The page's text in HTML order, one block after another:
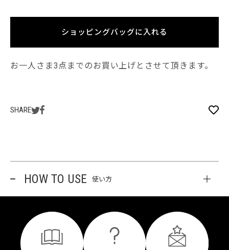
ショッピングバッグに入れる
お一人さま3点までのお買い上げとさせて頂きます。
SHARE
HOW TO USE 使い方